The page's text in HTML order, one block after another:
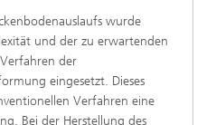
wurde
und der zu erwartenden
der
eingesetzt. Dieses
Verfahren eine
Bei der Herstellung des